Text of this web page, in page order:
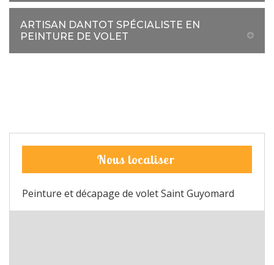
ARTISAN DANTOT SPÉCIALISTE EN
PEINTURE DE VOLET
Nous localiser
Peinture et décapage de volet Saint Guyomard